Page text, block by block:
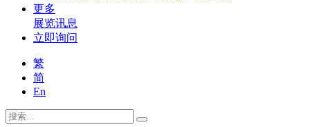
更多
展览讯息
立即询问
繁
简
En